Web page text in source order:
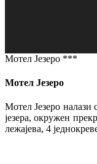
Мотел Језеро ***
Мотел Језеро
Мотел Језеро налази
језера, окружен
лежајева, 4